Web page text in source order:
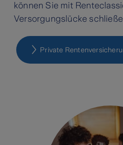
können Sie mit
Versorgungslücke
Private